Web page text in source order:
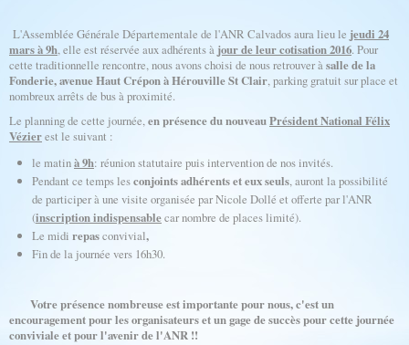
L'Assemblée Générale Départementale de l'ANR Calvados aura lieu le jeudi 24
mars à 9h, elle est réservée aux adhérents à jour de leur cotisation 2016. Pour
cette traditionnelle rencontre, nous avons choisi de nous retrouver àsalle de la
Fonderie, avenue Haut Crépon à Hérouville St Clair, parking gratuit sur place et
nombreux arrêts de bus à proximité.
Le planning de cette journée,en présence du nouveauPrésident National Félix
Vézierest le suivant :
le matinà 9h: réunion statutaire puis intervention de nos invités.
Pendant ce temps lesconjoints adhérents et eux seuls, auront la possibilité
de participer à une visite organisée par Nicole Dollé et offerte par l'ANR
(inscription indispensablecar nombre de places limité).
Le midi repasconvivial,
Fin de la journée vers 16h30.
Votre présence nombreuse est importante pour nous, c'est un
encouragement pour les organisateurs et un gage de succès pour cette journée
conviviale et pour l'avenir de l'ANR !!